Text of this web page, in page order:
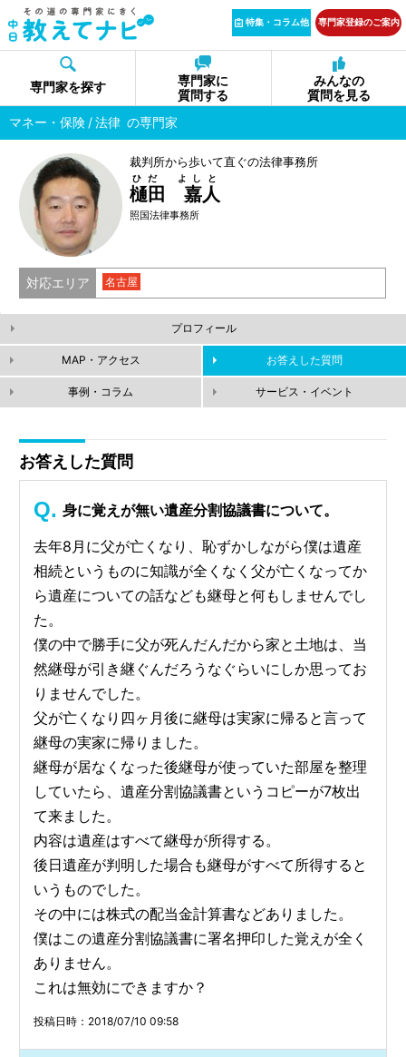
特集・コラム他 専門家登録のご案内
専門家を探す
専門家に
質問する
みんなの
質問を見る
マネー・保険
法律 の専門家
裁判所から歩いて直ぐの法律事務所
樋田 嘉人
ひだ よしと
照国法律事務所
対応エリア 名古屋
プロフィール
MAP・アクセス お答えした質問
事例・コラム サービス・イベント
お答えした質問
身に覚えが無い遺産分割協議書について。
去年8月に父が亡くなり、恥ずかしながら僕は遺産
相続というものに知識が全くなく父が亡くなってか
ら遺産についての話なども継母と何もしませんでし
た。
僕の中で勝手に父が死んだんだから家と土地は、当
然継母が引き継ぐんだろうなぐらいにしか思ってお
りませんでした。
父が亡くなり四ヶ月後に継母は実家に帰ると言って
継母の実家に帰りました。
継母が居なくなった後継母が使っていた部屋を整理
していたら、遺産分割協議書というコピーが7枚出
て来ました。
内容は遺産はすべて継母が所得する。
後日遺産が判明した場合も継母がすべて所得すると
いうものでした。
その中には株式の配当金計算書などありました。
僕はこの遺産分割協議書に署名押印した覚えが全く
ありません。
これは無効にできますか？
投稿日時：2018/07/10 09:58